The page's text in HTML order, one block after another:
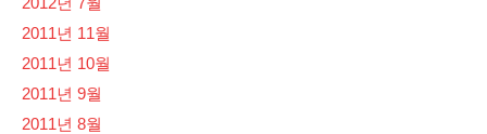
2011년 11월
2011년 10월
2011년 9월
2011년 8월